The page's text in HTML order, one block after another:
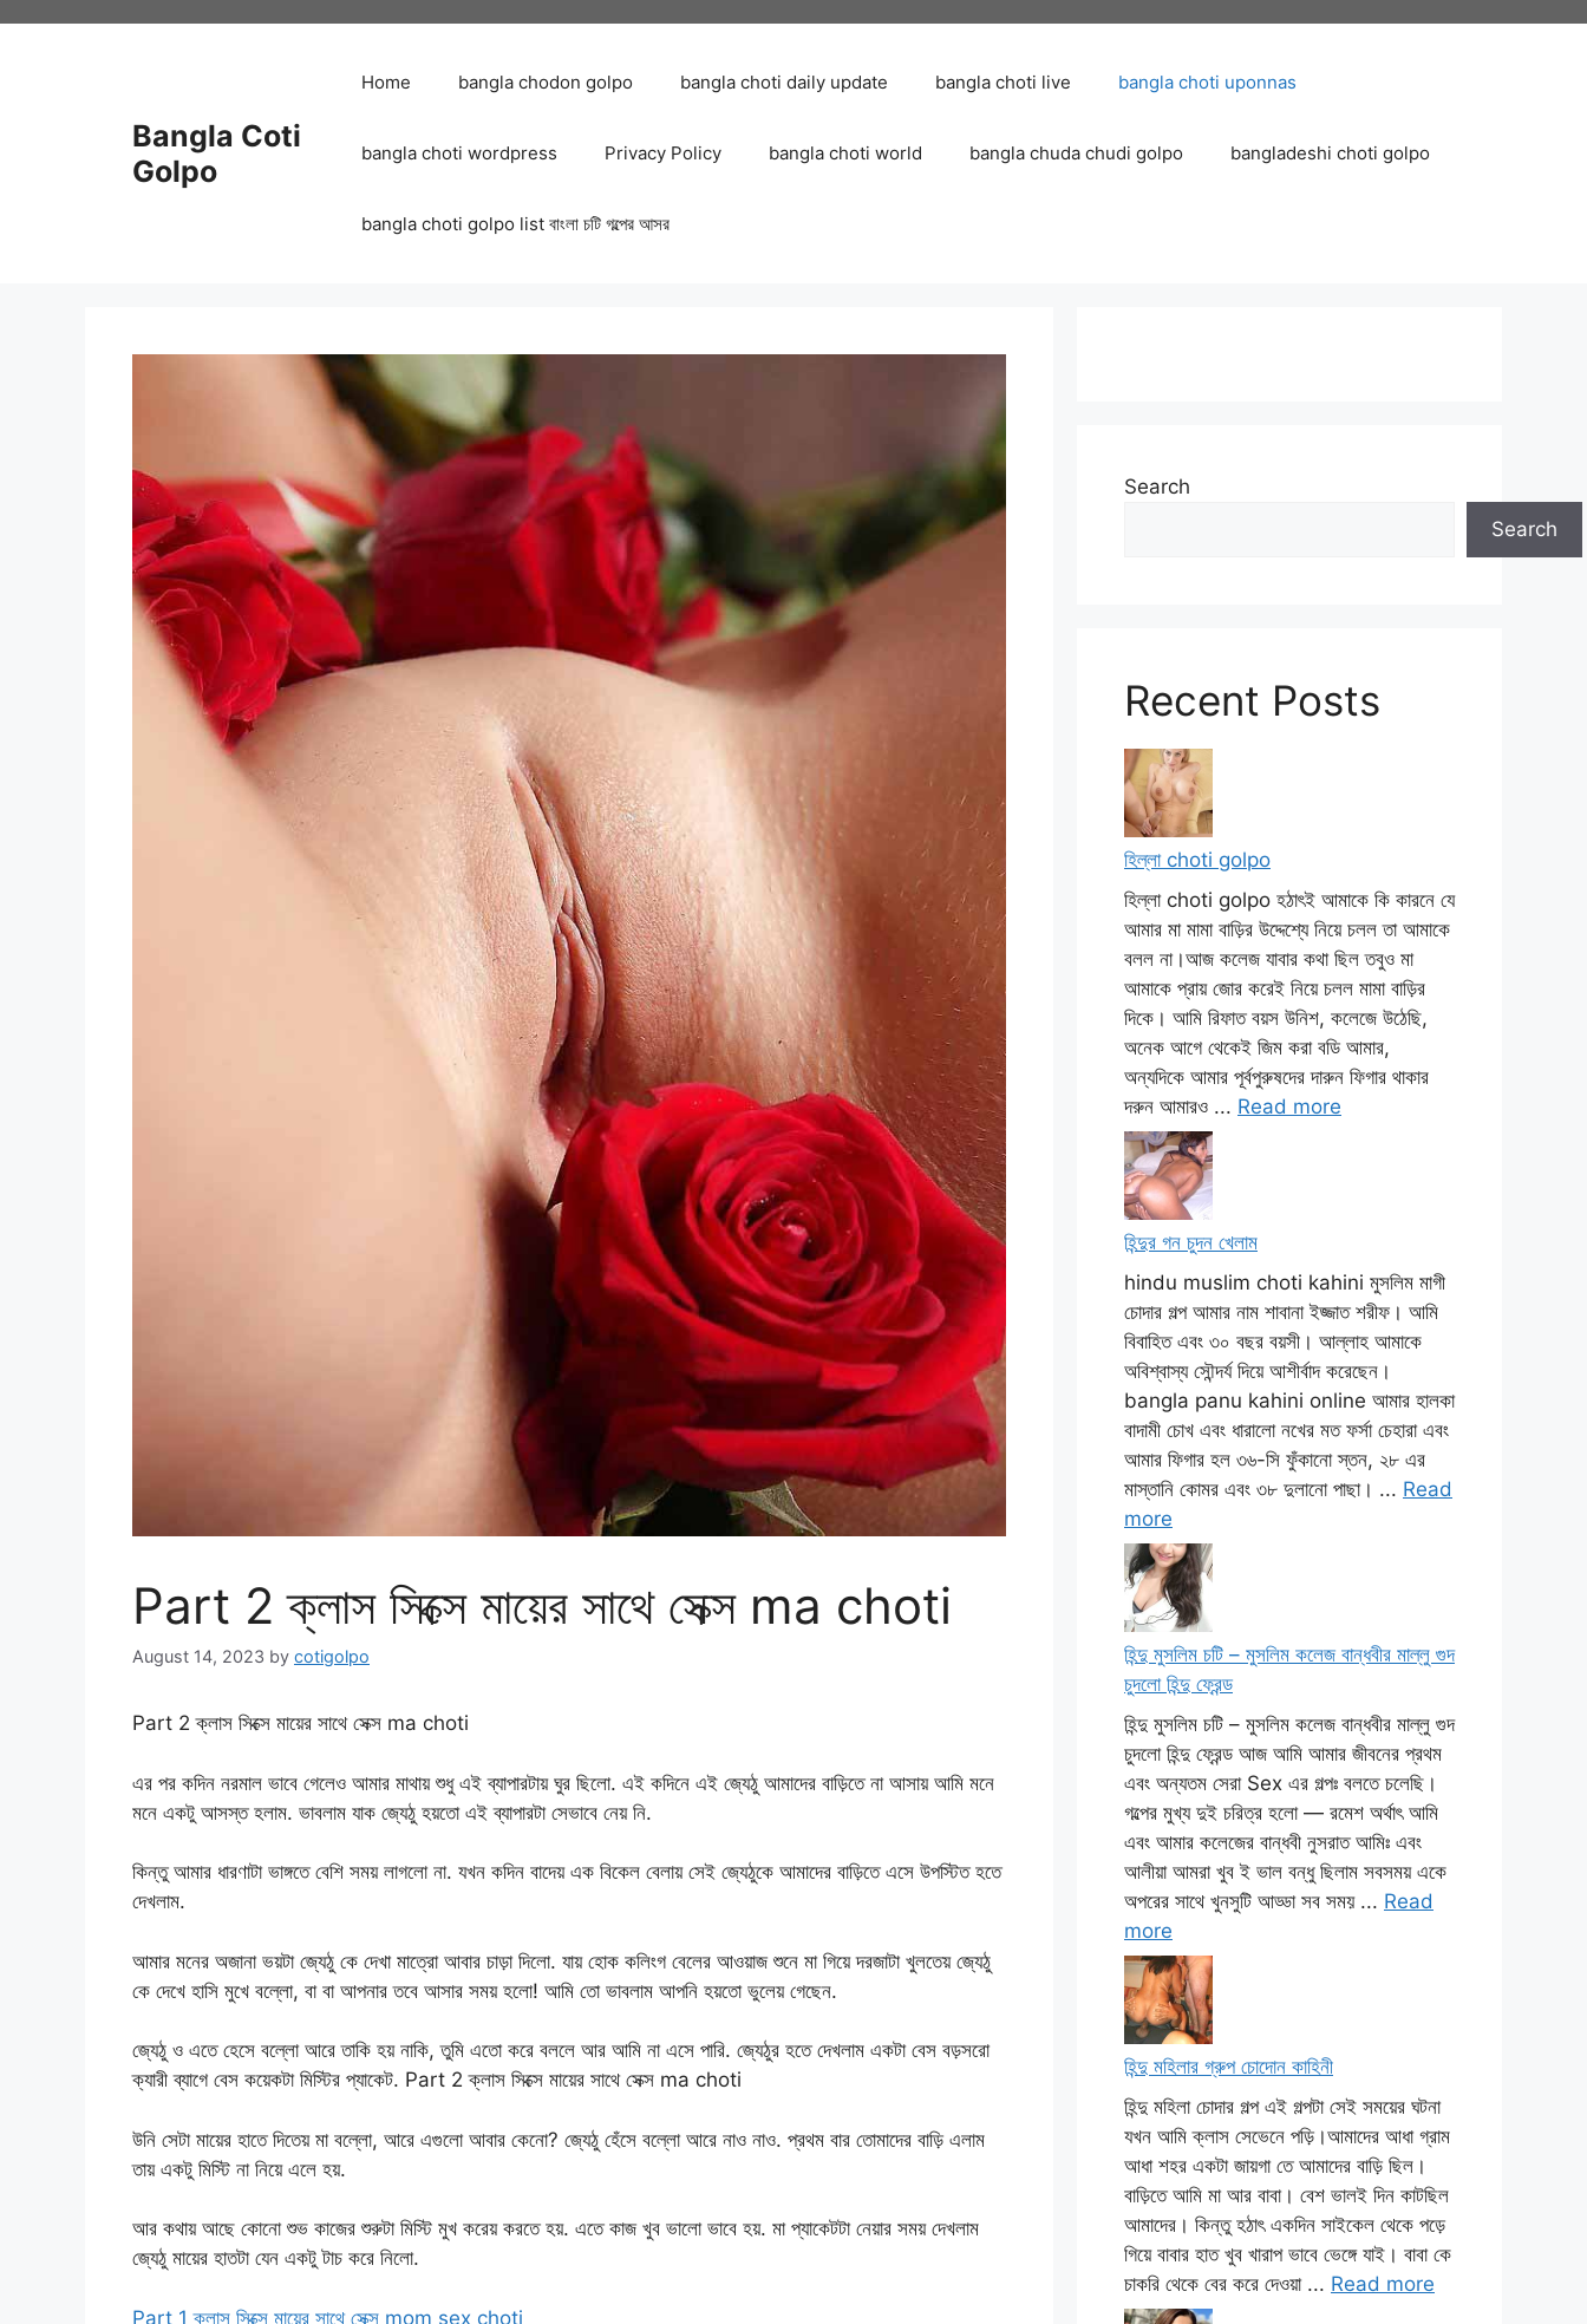
Bangla Coti
Golpo
Home bangla chodon golpo bangla choti daily update bangla choti live bangla choti uponnas
bangla choti wordpress Privacy Policy bangla choti world bangla chuda chudi golpo bangladeshi choti golpo
bangla choti golpo list বাংলা চটি গল্পের আসর
Part 2 ক্লাস সিক্সে মায়ের সাথে সেক্স ma choti
August 14, 2023 by cotigolpo
Part 2 ক্লাস সিক্সে মায়ের সাথে সেক্স ma choti
এর পর কদিন নরমাল ভাবে গেলেও আমার মাথায় শুধু এই ব্যাপারটায় ঘুর ছিলো. এই কদিনে এই জ্যেঠু আমাদের বাড়িতে না আসায় আমি মনে
মনে একটু আসস্ত হলাম. ভাবলাম যাক জ্যেঠু হয়তো এই ব্যাপারটা সেভাবে নেয় নি.
কিন্তু আমার ধারণাটা ভাঙ্গতে বেশি সময় লাগলো না. যখন কদিন বাদেয় এক বিকেল বেলায় সেই জ্যেঠুকে আমাদের বাড়িতে এসে উপস্টিত হতে
দেখলাম.
আমার মনের অজানা ভয়টা জ্যেঠু কে দেখা মাত্রো আবার চাড়া দিলো. যায় হোক কলিংগ বেলের আওয়াজ শুনে মা গিয়ে দরজাটা খুলতেয় জ্যেঠু
কে দেখে হাসি মুখে বল্লো, বা বা আপনার তবে আসার সময় হলো! আমি তো ভাবলাম আপনি হয়তো ভুলেয় গেছেন.
জ্যেঠু ও এতে হেসে বল্লো আরে তাকি হয় নাকি, তুমি এতো করে বললে আর আমি না এসে পারি. জ্যেঠুর হতে দেখলাম একটা বেস বড়সরো
ক্যারী ব্যাগে বেস কয়েকটা মিস্টির প্যাকেট. Part 2 ক্লাস সিক্সে মায়ের সাথে সেক্স ma choti
উনি সেটা মায়ের হাতে দিতেয় মা বল্লো, আরে এগুলো আবার কেনো? জ্যেঠু হেঁসে বল্লো আরে নাও নাও. প্রথম বার তোমাদের বাড়ি এলাম
তায় একটু মিস্টি না নিয়ে এলে হয়.
আর কথায় আছে কোনো শুভ কাজের শুরুটা মিস্টি মুখ করেয় করতে হয়. এতে কাজ খুব ভালো ভাবে হয়. মা প্যাকেটটা নেয়ার সময় দেখলাম
জ্যেঠু মায়ের হাতটা যেন একটু টাচ করে নিলো.
Part 1 ক্লাস সিক্সে মায়ের সাথে সেক্স mom sex choti
Search
Search
Recent Posts
হিল্লা choti golpo
হিল্লা choti golpo হঠাৎই আমাকে কি কারনে যে
আমার মা মামা বাড়ির উদ্দেশ্যে নিয়ে চলল তা আমাকে
বলল না।আজ কলেজ যাবার কথা ছিল তবুও মা
আমাকে প্রায় জোর করেই নিয়ে চলল মামা বাড়ির
দিকে। আমি রিফাত বয়স উনিশ, কলেজে উঠেছি,
অনেক আগে থেকেই জিম করা বডি আমার,
অন্যদিকে আমার পূর্বপুরুষদের দারুন ফিগার থাকার
দরুন আমারও ... Read more
হিন্দুর গন চুদন খেলাম
hindu muslim choti kahini মুসলিম মাগী
চোদার গল্প আমার নাম শাবানা ইজ্জাত শরীফ। আমি
বিবাহিত এবং ৩০ বছর বয়সী। আল্লাহ আমাকে
অবিশ্বাস্য সৌন্দর্য দিয়ে আশীর্বাদ করেছেন।
bangla panu kahini online আমার হালকা
বাদামী চোখ এবং ধারালো নখের মত ফর্সা চেহারা এবং
আমার ফিগার হল ৩৬-সি ফুঁকানো স্তন, ২৮ এর
মাস্তানি কোমর এবং ৩৮ দুলানো পাছা। ... Read
more
হিন্দু মুসলিম চটি – মুসলিম কলেজ বান্ধবীর মাল্লু গুদ
চুদলো হিন্দু ফ্রেন্ড
হিন্দু মুসলিম চটি – মুসলিম কলেজ বান্ধবীর মাল্লু গুদ
চুদলো হিন্দু ফ্রেন্ড আজ আমি আমার জীবনের প্রথম
এবং অন্যতম সেরা Sex এর গল্পঃ বলতে চলেছি।
গল্পের মুখ্য দুই চরিত্র হলো — রমেশ অর্থাৎ আমি
এবং আমার কলেজের বান্ধবী নুসরাত আমিঃ এবং
আলীয়া আমরা খুব ই ভাল বন্ধু ছিলাম সবসময় একে
অপরের সাথে খুনসুটি আড্ডা সব সময় ... Read
more
হিন্দু মহিলার গ্রুপ চোদোন কাহিনী
হিন্দু মহিলা চোদার গল্প এই গল্পটা সেই সময়ের ঘটনা
যখন আমি ক্লাস সেভেনে পড়ি।আমাদের আধা গ্রাম
আধা শহর একটা জায়গা তে আমাদের বাড়ি ছিল।
বাড়িতে আমি মা আর বাবা। বেশ ভালই দিন কাটছিল
আমাদের। কিন্তু হঠাৎ একদিন সাইকেল থেকে পড়ে
গিয়ে বাবার হাত খুব খারাপ ভাবে ভেঙ্গে যাই। বাবা কে
চাকরি থেকে বের করে দেওয়া ... Read more